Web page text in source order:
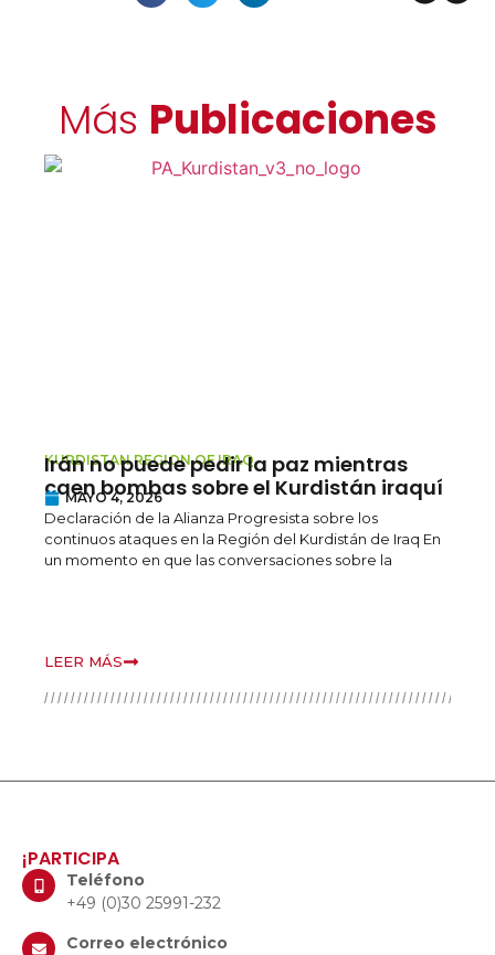
Más Publicaciones
KURDISTAN REGION OF IRAQ
Irán no puede pedir la paz mientras
caen bombas sobre el Kurdistán iraquí
MAYO 4, 2026
Declaración de la Alianza Progresista sobre los
continuos ataques en la Región del Kurdistán de Iraq En
un momento en que las conversaciones sobre la
LEER MÁS
¡PARTICIPA
Teléfono
+49 (0)30 25991-232
Correo electrónico